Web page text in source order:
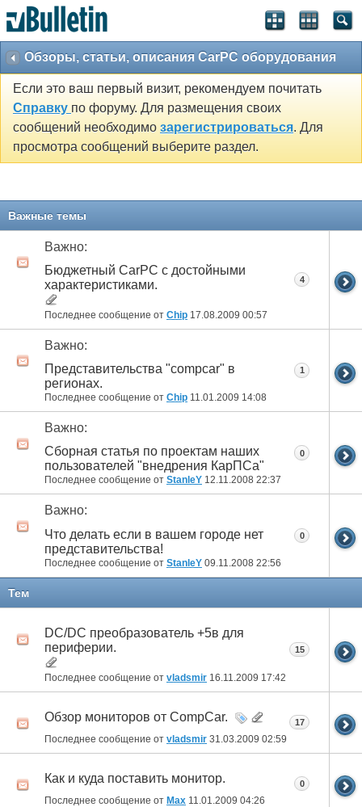
Обзоры, статьи, описания CarPC оборудования
Если это ваш первый визит, рекомендуем почитать
Справку по форуму. Для размещения своих
сообщений необходимо зарегистрироваться. Для
просмотра сообщений выберите раздел.
Важные темы
Важно:
Бюджетный CarPC с достойными
характеристиками.
Последнее сообщение от Chip 17.08.2009 00:57
4
Важно:
Представительства "compcar" в
регионах.
Последнее сообщение от Chip 11.01.2009 14:08
1
Важно:
Cборная статья по проектам наших
пользователей "внедрения КарПСа"
Последнее сообщение от StanleY 12.11.2008 22:37
0
Важно:
Что делать если в вашем городе нет
представительства!
Последнее сообщение от StanleY 09.11.2008 22:56
0
Тем
DC/DC преобразователь +5в для
периферии.
Последнее сообщение от vladsmir 16.11.2009 17:42
15
Обзор мониторов от CompCar.
Последнее сообщение от vladsmir 31.03.2009 02:59
17
Как и куда поставить монитор.
Последнее сообщение от Max 11.01.2009 04:26
0